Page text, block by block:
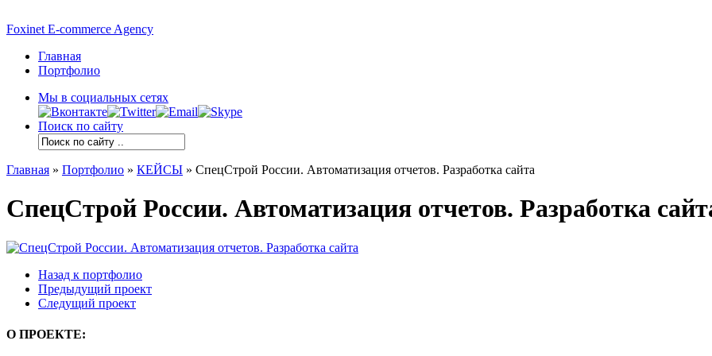
Foxinet E-commerce Agency
Главная
Портфолио
Мы в социальных сетях
Поиск по сайту
Главная » Портфолио » КЕЙСЫ » СпецСтрой России. Автоматизация отчетов. Разработка сайта
СпецСтрой России. Автоматизация отчетов. Разработка
Назад к портфолио
Предыдущий проект
Следущий проект
О ПРОЕКТЕ: